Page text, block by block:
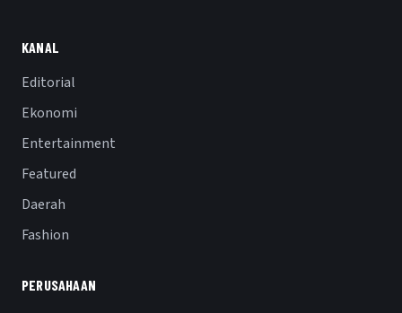
KANAL
Editorial
Ekonomi
Entertainment
Featured
Daerah
Fashion
PERUSAHAAN